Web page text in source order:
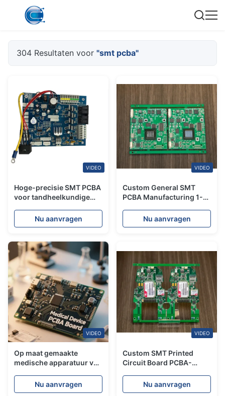
304 Resultaten voor "smt pcba"
VIDEO
Hoge-precisie SMT PCBA
voor tandheelkundige
hulpmiddelen PCBA Fast
Turn Manufacturing
Nu aanvragen
VIDEO
Custom General SMT
PCBA Manufacturing 1-
elektronicaNu aanvragen
VIDEO
Op maat gemaakte
medische apparatuur van
fabrikant SMT van MRI-
machines CT-scanners
Nu aanvragen
VIDEO
Custom SMT Printed
Circuit Board PCBA-
Nu aanvragen